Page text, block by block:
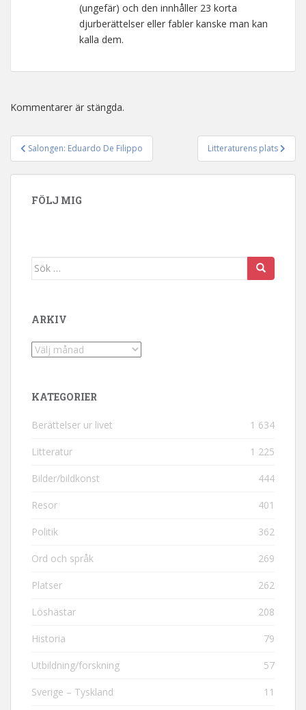
(ungefär) och den innhåller 23 korta
djurberättelser eller fabler kanske man kan
kalla dem.
Kommentarer är stängda.
Inläggsnavigering
Salongen: Eduardo De Filippo Litteraturens plats
FÖLJ MIG
Sök efter:
ARKIV
Arkiv
KATEGORIER
Berättelser ur livet 1 634
Litteratur 1 225
Bilder/bildkonst 444
Resor 401
Politik 362
Ord och språk 269
Platser 262
Löshästar 208
Historia 79
Utbildning/forskning 57
Sverige – Tyskland 11